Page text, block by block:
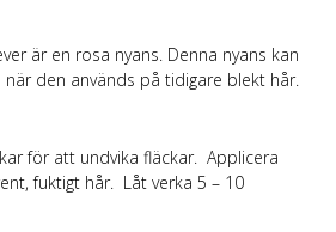
är en rosa nyans. Denna nyans kan
när den används på tidigare blekt hår.
för att undvika fläckar. Applicera
fuktigt hår. Låt verka 5 – 10